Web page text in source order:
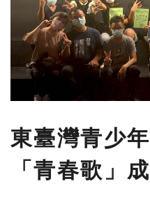
刊登
東臺灣青少
「青春歌」